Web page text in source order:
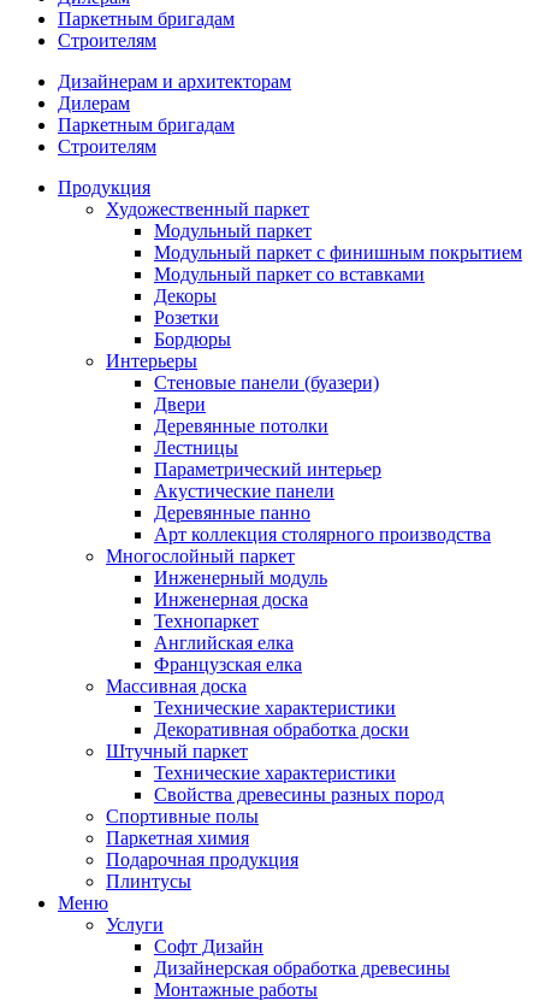
Паркетным бригадам
Строителям
Дизайнерам и архитекторам
Дилерам
Паркетным бригадам
Строителям
Продукция
Художественный паркет
Модульный паркет
Модульный паркет с финишным покрытием
Модульный паркет со вставками
Декоры
Розетки
Бордюры
Интерьеры
Стеновые панели (буазери)
Двери
Деревянные потолки
Лестницы
Параметрический интерьер
Акустические панели
Деревянные панно
Арт коллекция столярного производства
Многослойный паркет
Инженерный модуль
Инженерная доска
Технопаркет
Английская елка
Французская елка
Массивная доска
Технические характеристики
Декоративная обработка доски
Штучный паркет
Технические характеристики
Свойства древесины разных пород
Спортивные полы
Паркетная химия
Подарочная продукция
Плинтусы
Меню
Услуги
Софт Дизайн
Дизайнерская обработка древесины
Монтажные работы